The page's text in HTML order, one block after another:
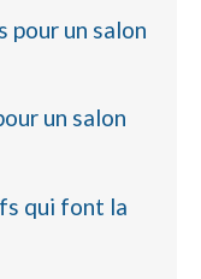
pour un salon
un salon
qui font la